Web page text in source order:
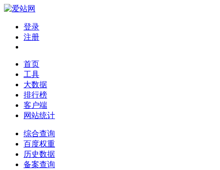
登录
注册
首页
工具
大数据
排行榜
客户端
网站统计
综合查询
百度权重
历史数据
备案查询